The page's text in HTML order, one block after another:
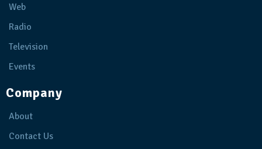
Web
Radio
Television
Events
Company
About
Contact Us